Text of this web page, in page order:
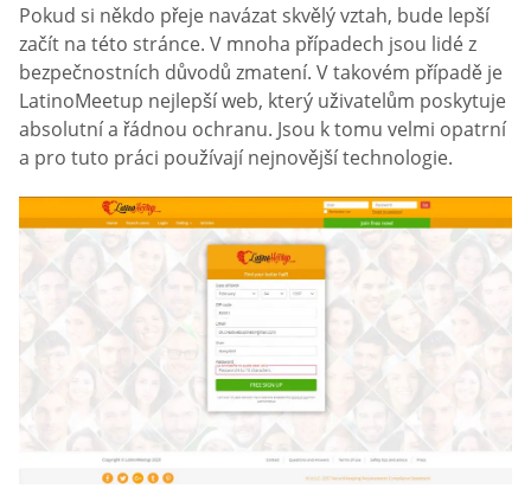
Pokud si někdo přeje navázat skvělý vztah, bude lepší
začít na této stránce. V mnoha případech jsou lidé z
bezpečnostních důvodů zmatení. V takovém případě je
LatinoMeetup nejlepší web, který uživatelům poskytuje
absolutní a řádnou ochranu. Jsou k tomu velmi opatrní
a pro tuto práci používají nejnovější technologie.